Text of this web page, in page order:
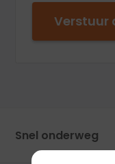
Snel onderweg